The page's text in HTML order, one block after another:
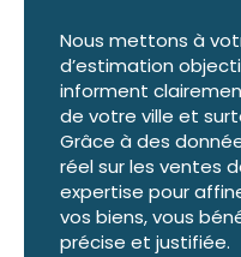
exigences du
les opportunités
permettre de
durable et sécurisé.
Immobilier
A+ Caraïbe
Nous mettons à
d’estimation
informent
de votre ville et
Grâce à des
réel sur les ventes
expertise pour
vos biens, vous
précise et justifiée.